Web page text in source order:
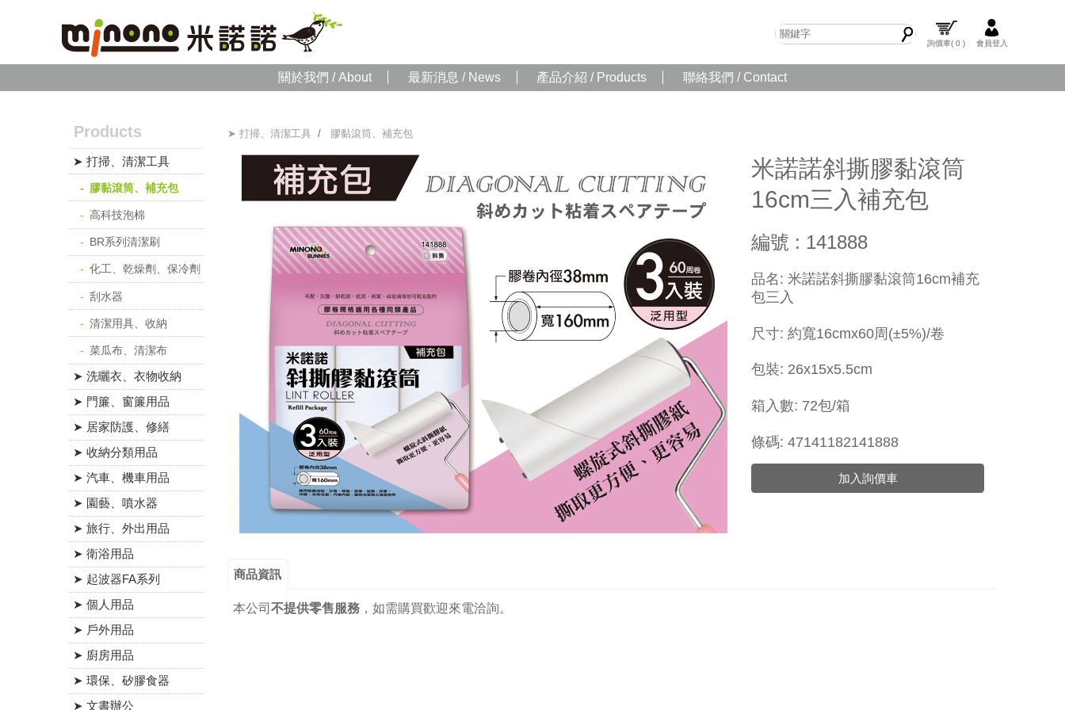
詢價車( 0 ) 會員登入
關於我們 / About 最新消息 / News 產品介紹 / Products 聯絡我們 / Contact
Products
➤ 打掃、清潔工具
膠黏滾筒、補充包
高科技泡棉
BR系列清潔刷
化工、乾燥劑、保冷劑
刮水器
清潔用具、收納
菜瓜布、清潔布
➤ 洗曬衣、衣物收納
➤ 門簾、窗簾用品
➤ 居家防護、修繕
➤ 收納分類用品
➤ 汽車、機車用品
➤ 園藝、噴水器
➤ 旅行、外出用品
➤ 衛浴用品
➤ 起波器FA系列
➤ 個人用品
➤ 戶外用品
➤ 廚房用品
➤ 環保、矽膠食器
➤ 文書辦公
➤ 打掃、清潔工具/ 膠黏滾筒、補充包
米諾諾斜撕膠黏滾筒
16cm三入補充包
編號 : 141888
​品名: 米諾諾斜撕膠黏滾筒16cm補充
包三入
尺寸: 約寬16cmx60周 (±5%)/卷
包裝: 26x15x5.5cm
箱入數: 72包/箱
條碼: 47141182141888
加入詢價車
商品資訊
本公司不提供零售服務 ，如需購買歡迎來電洽詢。